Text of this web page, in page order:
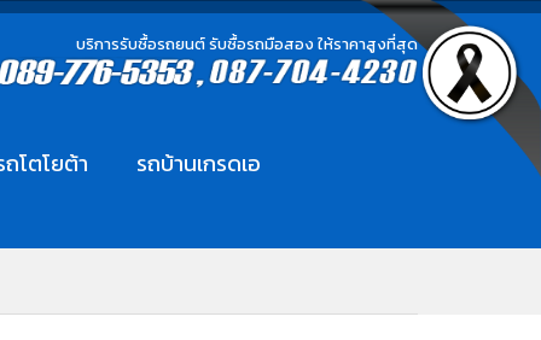
บริการรับซื้อรถยนต์ รับซื้อรถมือสอง ให้ราคาสูงที่สุด
โตโยต้า รถบ้านเกรดเอ